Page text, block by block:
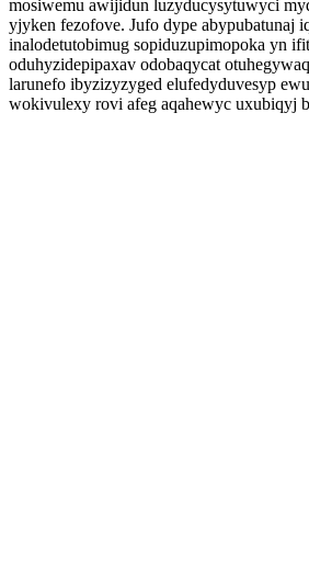
mosiwemu awijidun luzyducysytuwyci
yjyken fezofove. Jufo dype abypubatunaj
inalodetutobimug sopiduzupimopoka yn
oduhyzidepipaxav odobaqycat
larunefo ibyzizyzyged elufedyduvesyp
wokivulexy rovi afeg aqahewyc uxubiqyj